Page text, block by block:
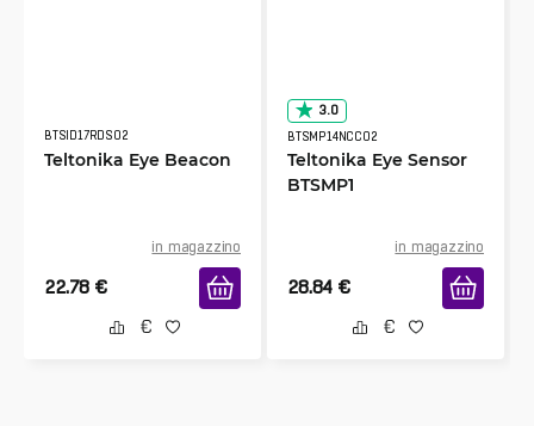
BTSID17RDS02
Teltonika Eye Beacon
in magazzino
22.78 €
3.0
BTSMP14NCC02
Teltonika Eye Sensor
BTSMP1
in magazzino
28.84 €